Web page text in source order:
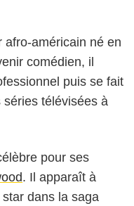
afro-américain né en
comédien, il
puis se fait
télévisées à
pour ses
. Il apparaît à
dans la saga